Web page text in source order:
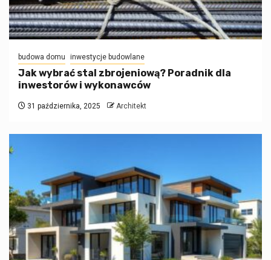
budowa domu inwestycje budowlane
Jak wybrać stal zbrojeniową? Poradnik dla
inwestorów i wykonawców
31 października, 2025 Architekt